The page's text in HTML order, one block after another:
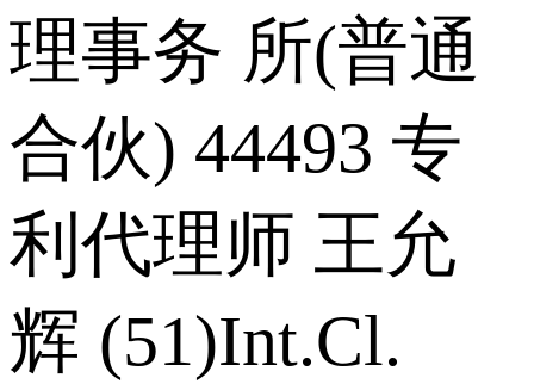
理事务 所(普通
合伙) 44493 专
利代理师 王允
辉 (51)Int.Cl.